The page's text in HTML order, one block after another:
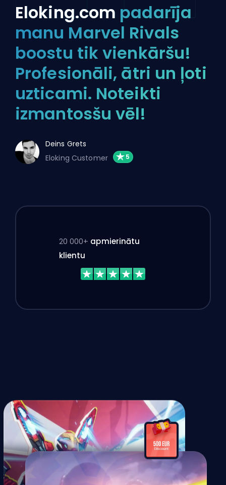
Eloking.com padarīja
manu Marvel Rivals
boostu tik vienkāršu!
Profesionāli, ātri un ļoti
uzticami. Noteikti
izmantosšu vēl!
Deins Grets
Eloking Customer
20 000+ apmierinātu
klientu